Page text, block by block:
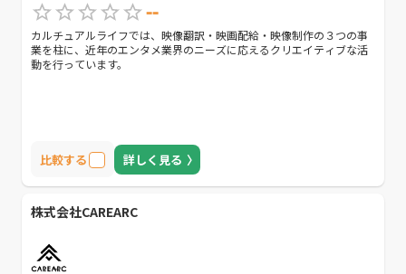
--
カルチュアルライフでは、映像翻訳・映画配給・映像制作の３つの事
業を柱に、近年のエンタメ業界のニーズに応えるクリエイティブな活
動を行っています。
比較する 詳しく見る
株式会社CAREARC